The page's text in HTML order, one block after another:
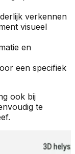
verkennen
visueel
en
een specifiek
ook bij
te